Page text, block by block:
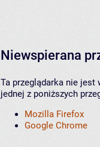
Niewspierana
Ta przeglądarka nie jest
jednej z poniższych
Mozilla Firefox
Google Chrome